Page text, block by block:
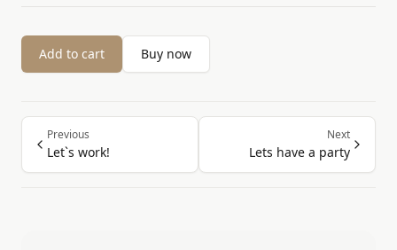
Add to cart Buy now
Previous
Let`s work!
Next
Lets have a party